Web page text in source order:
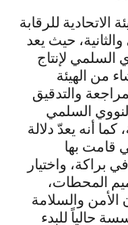
للرقابة
حيث يعد
السلمي لإنتاج
من الهيئة
والتدقيق
السلمي
كما أنه يعدّ دلالة
قامت بها
واختيار
المتقدم 1400 وتصميم المحطات،
الأمن والسلامة
حالياً للبدء